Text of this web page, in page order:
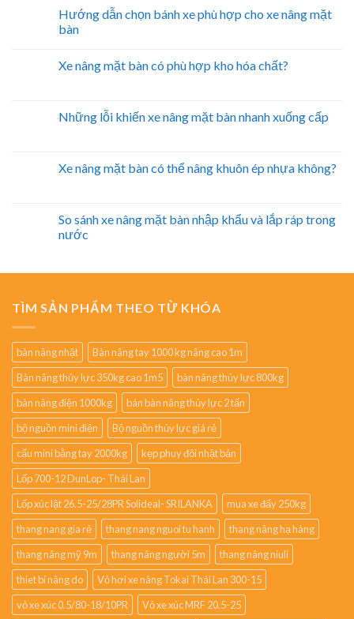
Hướng dẫn chọn bánh xe phù hợp cho xe nâng mặt
bàn
Xe nâng mặt bàn có phù hợp kho hóa chất?
Những lỗi khiến xe nâng mặt bàn nhanh xuống cấp
Xe nâng mặt bàn có thể nâng khuôn ép nhựa không?
So sánh xe nâng mặt bàn nhập khẩu và lắp ráp trong
nước
TÌM SẢN PHẨM THEO TỪ KHÓA
bàn nâng nhật
Bàn nâng tay 1000 kg nâng cao 1m
Bàn nâng thủy lực 350kg cao 1m5
bàn nâng thủy lực 800kg
bàn nâng điện 1000kg
bán bàn nâng thủy lực 2 tấn
bộ nguồn mini điện
Bộ nguồn thủy lực giá rẻ
cẩu mini bằng tay 2000kg
kẹp phuy đôi nhật bản
Lốp 700-12 DunLop- Thái Lan
Lốp xúc lật 26.5-25/28PR Solideal- SRILANKA
mua xe đẩy 250kg
thang nang gia rẻ
thang nang nguoi tu hanh
thang nâng hạ hàng
thang nâng mỹ 9m
thang nâng người 5m
thang nâng niuli
thiet bi nâng do
Vỏ hơi xe nâng Tokai Thái Lan 300-15
vỏ xe xúc 0.5/80-18/10PR
Vỏ xe xúc MRF 20.5-25